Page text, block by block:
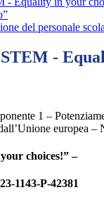
del personale
-
1 –
europea
choices!” –
1143-P-42381